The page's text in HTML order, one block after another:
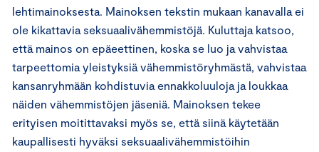
lehtimainoksesta. Mainoksen tekstin mukaan kanavalla ei
ole kikattavia seksuaalivähemmistöjä. Kuluttaja katsoo,
että mainos on epäeettinen, koska se luo ja vahvistaa
tarpeettomia yleistyksiä vähemmistöryhmästä, vahvistaa
kansanryhmään kohdistuvia ennakkoluuloja ja loukkaa
näiden vähemmistöjen jäseniä. Mainoksen tekee
erityisen moitittavaksi myös se, että siinä käytetään
kaupallisesti hyväksi seksuaalivähemmistöihin